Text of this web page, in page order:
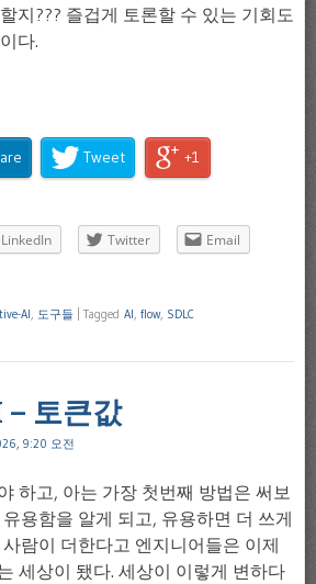
지??? 즐겁게 토론할 수 있는 기회도
다.
Tweet +1
LinkedIn Twitter
Email
AI, 도구들 Tagged AI, flow, SDLC
– 토큰값
9:20 오전
하고, 아는 가장 첫번째 방법은 써보
용함을 알게 되고, 유용하면 더 쓰게
람이 더한다고 엔지니어들은 이제
세상이 됐다. 세상이 이렇게 변하다